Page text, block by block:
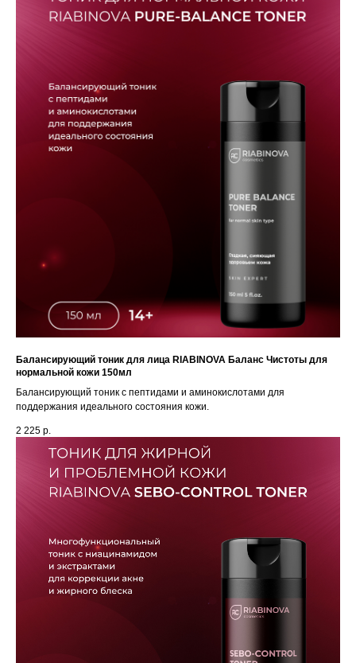
Балансирующий тоник для лица RIABINOVA Баланс Чистоты для
нормальной кожи 150мл
Балансирующий тоник с пептидами и аминокислотами для
поддержания идеального состояния кожи.
2 225 р.